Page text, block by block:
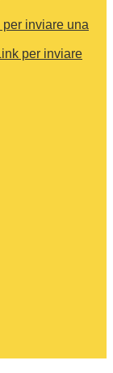
per inviare una
per inviare